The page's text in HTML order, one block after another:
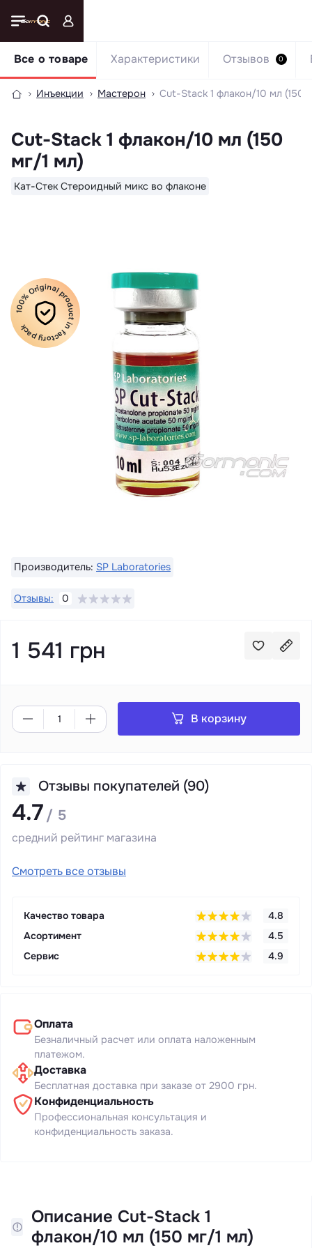
Инъекции Мастерон Cut-Stack 1 флакон/10 мл (150
Cut-Stack 1 флакон/10 мл (150
мг/1 мл)
Кат-Стек Стероидный микс во флаконе
Все о товаре Характеристики Отзывов 0
100% Original product in factory pack
Производитель: SP Laboratories
Отзывы: 0
1 541 грн
В корзину
Отзывы покупателей (90)
4.7 / 5
средний рейтинг магазина
Смотреть все отзывы
Качество товара
4.8
Асортимент
4.5
Сервис
4.9
Оплата
Безналичный расчет или оплата наложенным
платежом.
Доставка
Бесплатная доставка при заказе от 2900 грн.
Конфиденциальность
Профессиональная консультация и
конфиденциальность заказа.
Описание Cut-Stack 1
флакон/10 мл (150 мг/1 мл)